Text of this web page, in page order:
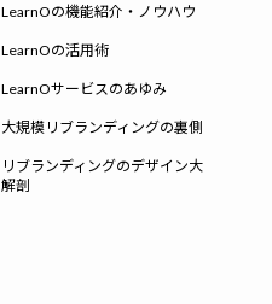
LearnOの機能紹介・ノウハウ
LearnOの活用術
LearnOサービスのあゆみ
大規模リブランディングの裏側
リブランディングのデザイン大
解剖